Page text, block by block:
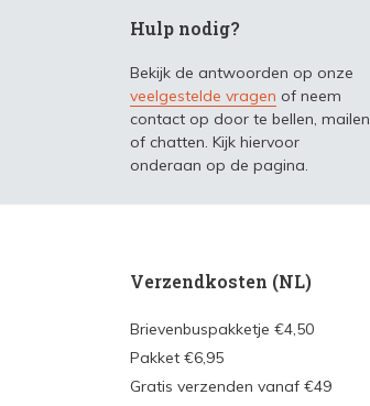
Hulp nodig?
Bekijk de antwoorden op onze
veelgestelde vragen of neem
contact op door te bellen, mailen
of chatten. Kijk hiervoor
onderaan op de pagina.
Verzendkosten (NL)
Brievenbuspakketje €4,50
Pakket €6,95
Gratis verzenden vanaf €49